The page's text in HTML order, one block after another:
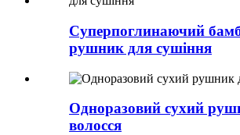
Суперпоглинаючий
рушник для сушіння
Одноразовий сухий
волосся